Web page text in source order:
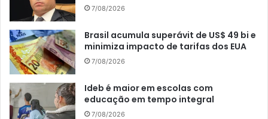
7/08/2026
Brasil acumula superávit de US$ 49 bi e
minimiza impacto de tarifas dos EUA
7/08/2026
Ideb é maior em escolas com
educação em tempo integral
7/08/2026